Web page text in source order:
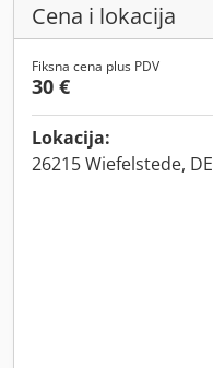
Cena i lokacija
Fiksna cena plus PDV
30 €
Lokacija:
26215 Wiefelstede, DE